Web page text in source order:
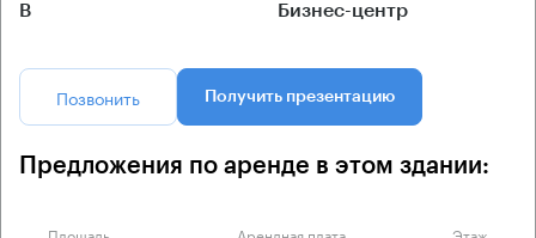
B Бизнес-центр
Позвонить Получить презентацию
Предложения по аренде в этом здании: